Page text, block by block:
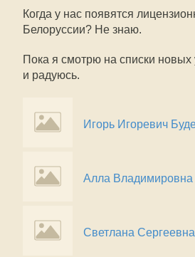
Когда у нас появятся
Белоруссии? Не знаю.
Пока я смотрю на списки
и радуюсь.
Игорь Игоревич
Алла Владимировна
Светлана Сергеевна